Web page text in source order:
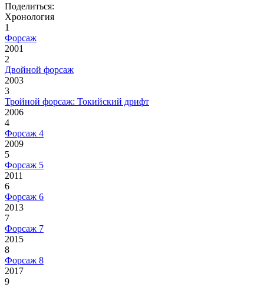
Поделиться:
Хронология
1
Форсаж
2001
2
Двойной форсаж
2003
3
Тройной форсаж: Токийский дрифт
2006
4
Форсаж 4
2009
5
Форсаж 5
2011
6
Форсаж 6
2013
7
Форсаж 7
2015
8
Форсаж 8
2017
9